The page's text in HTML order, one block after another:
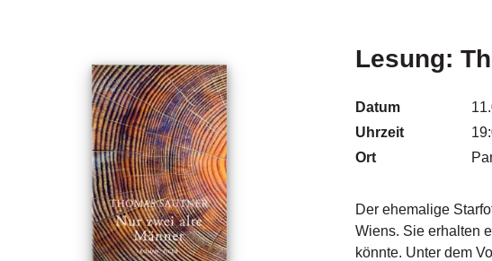
Lesung:
Datum
Uhrzeit
Ort
Der ehemalige
Wiens. Sie erhalten
könnte. Unter dem